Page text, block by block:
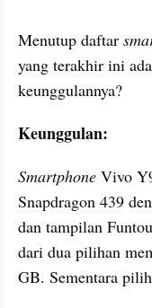
Menutup daftar
yang terakhir ini
keunggulannya?
Keunggulan:
Smartphone Vivo
Snapdragon 439
dan tampilan
dari dua pilihan
GB. Sementara